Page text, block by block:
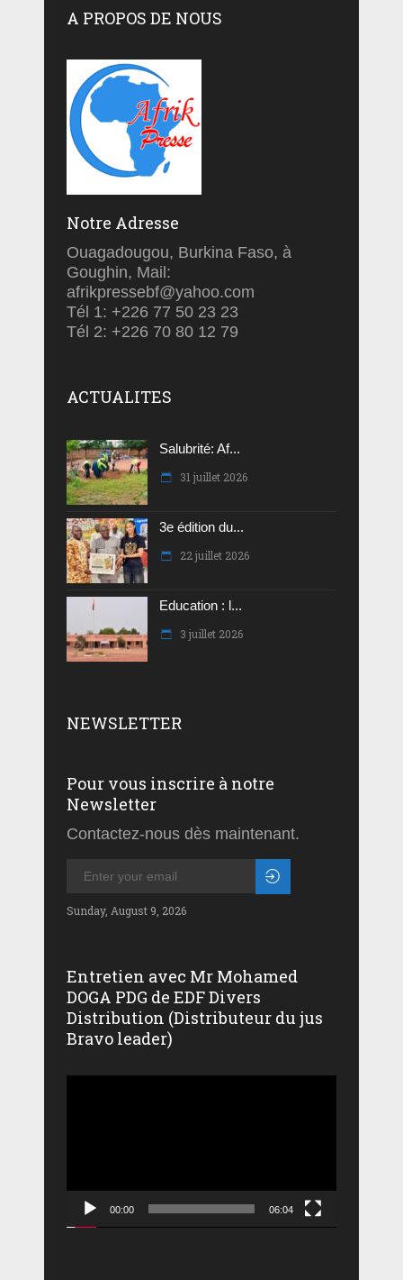
A PROPOS DE NOUS
Notre Adresse
Ouagadougou, Burkina Faso, à
Goughin, Mail:
afrikpressebf@yahoo.com
Tél 1: +226 77 50 23 23
Tél 2: +226 70 80 12 79
ACTUALITES
Salubrité: Af...
31 juillet 2026
3e édition du...
22 juillet 2026
Education : l...
3 juillet 2026
NEWSLETTER
Pour vous inscrire à notre
Newsletter
Contactez-nous dès maintenant.
Sunday, August 9, 2026
Entretien avec Mr Mohamed
DOGA PDG de EDF Divers
Distribution (Distributeur du jus
Bravo leader)
00:00 06:04